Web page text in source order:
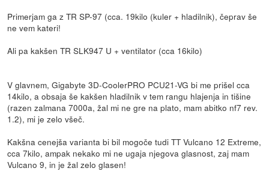
Primerjam ga z TR SP-97 (cca. 19kilo (kuler + hladilnik), čeprav še
ne vem kateri!
Ali pa kakšen TR SLK947 U + ventilator (cca 16kilo)
V glavnem, Gigabyte 3D-CoolerPRO PCU21-VG bi me prišel cca
14kilo, a obsaja še kakšen hladilnik v tem rangu hlajenja in tišine
(razen zalmana 7000a, žal mi ne gre na plato, mam abitko nf7 rev.
1.2), mi je zelo všeč.
Kakšna cenejša varianta bi bil mogoče tudi TT Vulcano 12 Extreme,
cca 7kilo, ampak nekako mi ne ugaja njegova glasnost, zaj mam
Vulcano 9, in je žal zelo glasen!